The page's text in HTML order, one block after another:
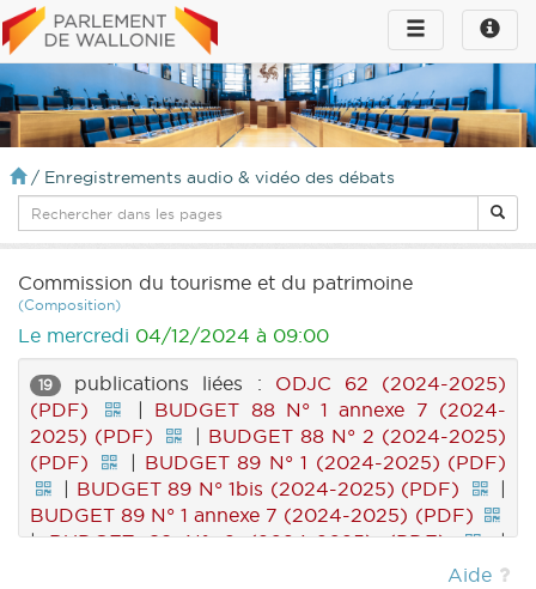
Toggle
infos
Toggle
navigation
/ Enregistrements audio & vidéo des débats
Commission du tourisme et du patrimoine
(Composition)
Le mercredi 04/12/2024 à 09:00
19 publications liées : ODJC 62 (2024-2025)
(PDF)
| BUDGET 88 N° 1 annexe 7 (2024-
2025) (PDF)
| BUDGET 88 N° 2 (2024-2025)
(PDF)
| BUDGET 89 N° 1 (2024-2025) (PDF)
| BUDGET 89 N° 1bis (2024-2025) (PDF)
|
BUDGET 89 N° 1 annexe 7 (2024-2025) (PDF)
|BUDGET 89 N° 2 (2024-2025) (PDF)
|
BUDGET 89 N° 6 annexe 7 (2024-2025) (PDF)
Aide